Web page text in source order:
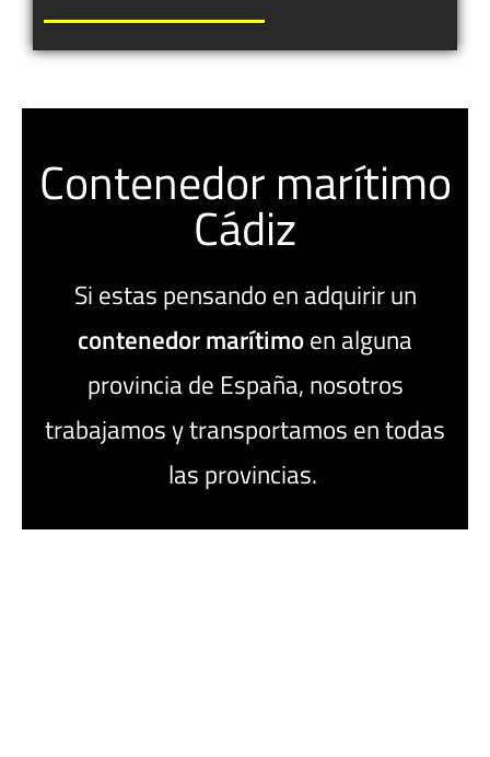
Contenedor marítimo
Cádiz
Si estas pensando en adquirir un
contenedormarítimoen alguna
provincia de España, nosotros
trabajamos y transportamos en todas
las provincias.